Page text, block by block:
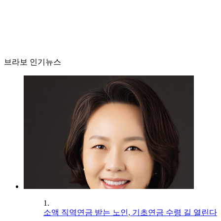
브라보 인기뉴스
1.
소액 직역연금 받는 노인, 기초연금 수령 길 열린다